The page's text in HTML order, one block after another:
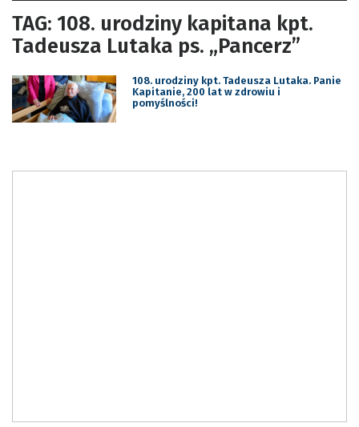
TAG: 108. urodziny kapitana kpt.
Tadeusza Lutaka ps. „Pancerz”
108. urodziny kpt. Tadeusza Lutaka. Panie
Kapitanie, 200 lat w zdrowiu i
pomyślności!